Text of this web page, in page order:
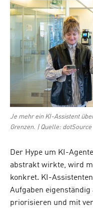
Je mehr ein KI-Assistent
Grenzen. | Quelle: dotSource
Der Hype um KI-
abstrakt wirkte, wird
konkret. KI-
Aufgaben
priorisieren und mit